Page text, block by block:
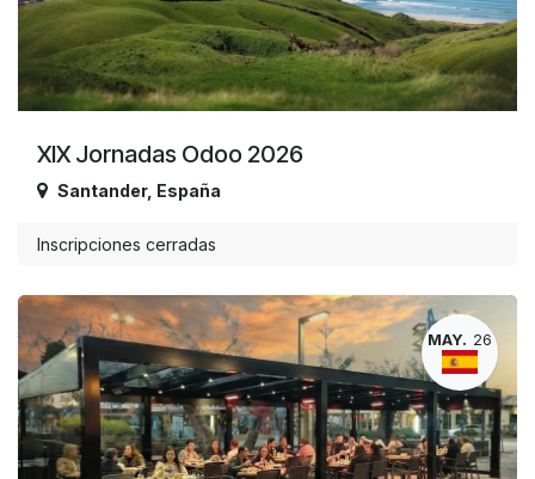
XIX Jornadas Odoo 2026
Santander, España
Inscripciones cerradas
MAY. 26